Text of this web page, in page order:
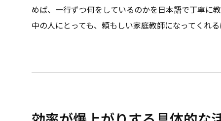
めば、一行ずつ何をしているのかを日本語で丁寧に
中の人にとっても、頼もしい家庭教師になってくれ